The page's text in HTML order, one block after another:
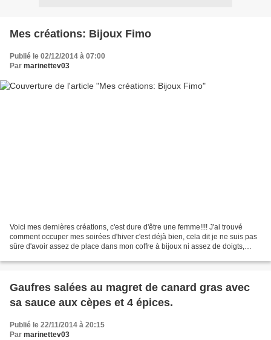
Mes créations: Bijoux Fimo
Publié le 02/12/2014 à 07:00
Par marinettev03
Voici mes dernières créations, c'est dure d'être une femme!!!! J'ai trouvé
comment occuper mes soirées d'hiver c'est déjà bien, cela dit je ne suis pas
sûre d'avoir assez de place dans mon coffre à bijoux ni assez de doigts,
Gaufres salées au magret de canard gras avec
sa sauce aux cèpes et 4 épices.
Publié le 22/11/2014 à 20:15
Par marinettev03